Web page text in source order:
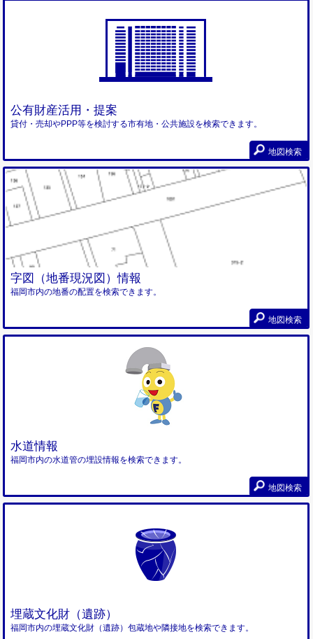
公有財産活用・提案
貸付・売却やPPP等を検討する市有地・公共施設を検索できます。
地図検索
字図（地番現況図）情報
福岡市内の地番の配置を検索できます。
地図検索
水道情報
福岡市内の水道管の埋設情報を検索できます。
地図検索
埋蔵文化財（遺跡）
福岡市内の埋蔵文化財（遺跡）包蔵地や隣接地を検索できます。